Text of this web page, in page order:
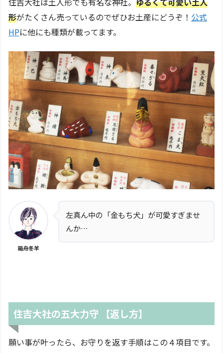
形がたくさん売っているのでぜひお土産にどうぞ！ 公式
HPに他にも種類が載ってます。
箱舟冬羊
左真ん中の「金もち犬」が可愛すぎませ
んか…
住吉大社の五大力守 【返し方】
願い事が叶ったら、お守りを返す手順はこの４項目です。